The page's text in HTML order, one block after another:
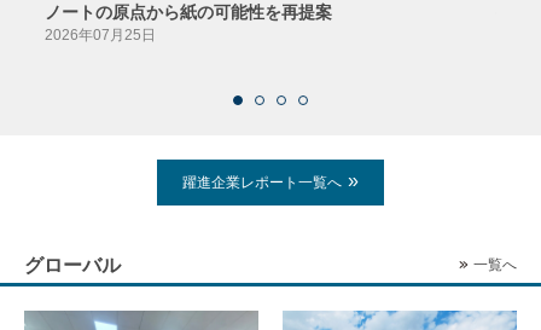
ノートの原点から紙の可能性を再提案
2026年07月25日
躍進企業レポート一覧へ
グローバル 一覧へ